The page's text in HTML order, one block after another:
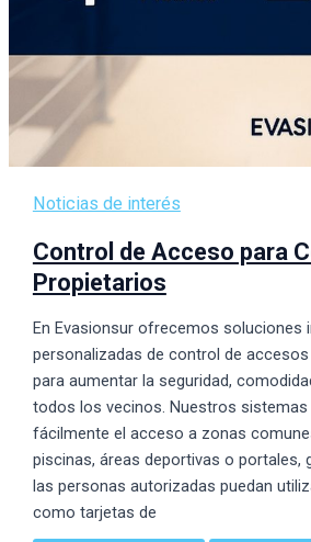
Noticias de interés
Control de Acceso para
Propietarios
En Evasionsur ofrecemos soluciones
personalizadas de control de
para aumentar la seguridad,
todos los vecinos. Nuestros
fácilmente el acceso a zonas
piscinas, áreas deportivas o portales,
las personas autorizadas puedan
como tarjetas de